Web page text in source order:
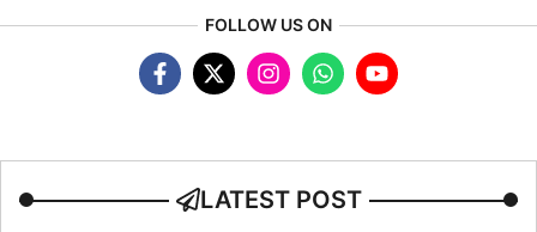
FOLLOW US ON
LATEST POST